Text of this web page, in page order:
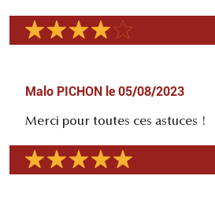
Malo PICHON le 05/08/2023
Merci pour toutes ces astuces !